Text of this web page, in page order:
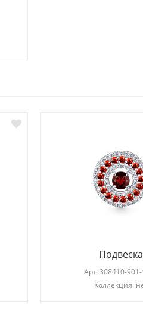
Подвеска
Арт. 308410-
Коллекция: